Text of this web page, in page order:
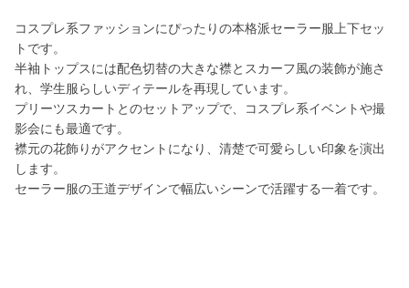
コスプレ系ファッションにぴったりの本格派セーラー服上下セッ
トです。
半袖トップスには配色切替の大きな襟とスカーフ風の装飾が施さ
れ、学生服らしいディテールを再現しています。
プリーツスカートとのセットアップで、コスプレ系イベントや撮
影会にも最適です。
襟元の花飾りがアクセントになり、清楚で可愛らしい印象を演出
します。
セーラー服の王道デザインで幅広いシーンで活躍する一着です。